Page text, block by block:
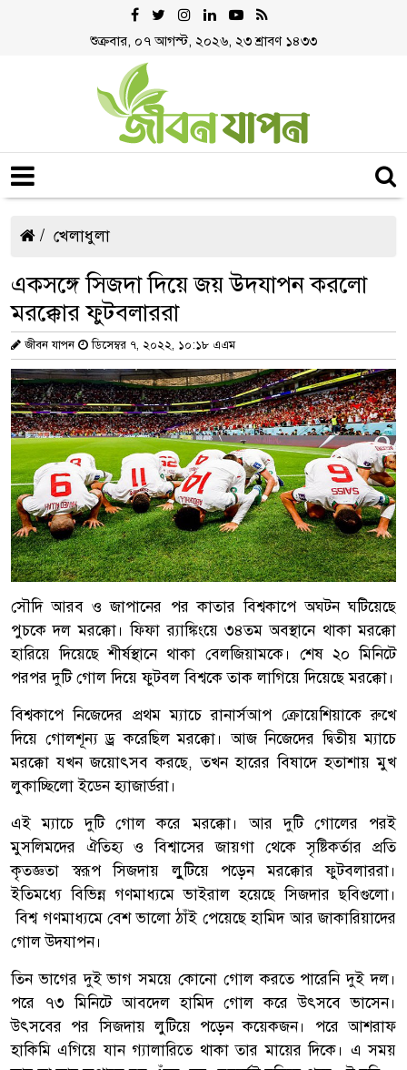
শুক্রবার, ০৭ আগস্ট, ২০২৬, ২৩ শ্রাবণ ১৪৩৩
খেলাধুলা
একসঙ্গে সিজদা দিয়ে জয় উদযাপন করলো
মরক্কোর ফুটবলাররা
জীবন যাপন ডিসেম্বর ৭, ২০২২, ১০:১৮ এএম
সৌদি আরব ও জাপানের পর কাতার বিশ্বকাপে অঘটন ঘটিয়েছে
পুচকে দল মরক্কো। ফিফা র‌্যাঙ্কিংয়ে ৩৪তম অবস্থানে থাকা মরক্কো
হারিয়ে দিয়েছে শীর্ষস্থানে থাকা বেলজিয়ামকে। শেষ ২০ মিনিটে
পরপর দুটি গোল দিয়ে ফুটবল বিশ্বকে তাক লাগিয়ে দিয়েছে মরক্কো।
বিশ্বকাপে নিজেদের প্রথম ম্যাচে রানার্সআপ ক্রোয়েশিয়াকে রুখে
দিয়ে গোলশূন্য ড্র করেছিল মরক্কো। আজ নিজেদের দ্বিতীয় ম্যাচে
মরক্কো যখন জয়োৎসব করছে, তখন হারের বিষাদে হতাশায় মুখ
লুকাচ্ছিলো ইডেন হ্যাজার্ডরা।
এই ম্যাচে দুটি গোল করে মরক্কো। আর দুটি গোলের পরই
মুসলিমদের ঐতিহ্য ও বিশ্বাসের জায়গা থেকে সৃষ্টিকর্তার প্রতি
কৃতজ্ঞতা স্বরূপ সিজদায় লুুটিয়ে পড়েন মরক্কোর ফুটবলাররা।
ইতিমধ্যে বিভিন্ন গণমাধ্যমে ভাইরাল হয়েছে সিজদার ছবিগুলো।
বিশ্ব গণমাধ্যমে বেশ ভালো ঠাঁই পেয়েছে হামিদ আর জাকারিয়াদের
গোল উদযাপন।
তিন ভাগের দুই ভাগ সময়ে কোনো গোল করতে পারেনি দুই দল।
পরে ৭৩ মিনিটে আবদেল হামিদ গোল করে উৎসবে ভাসেন।
উৎসবের পর সিজদায় লুটিয়ে পড়েন কয়েকজন। পরে আশরাফ
হাকিমি এগিয়ে যান গ্যালারিতে থাকা তার মায়ের দিকে। এ সময়